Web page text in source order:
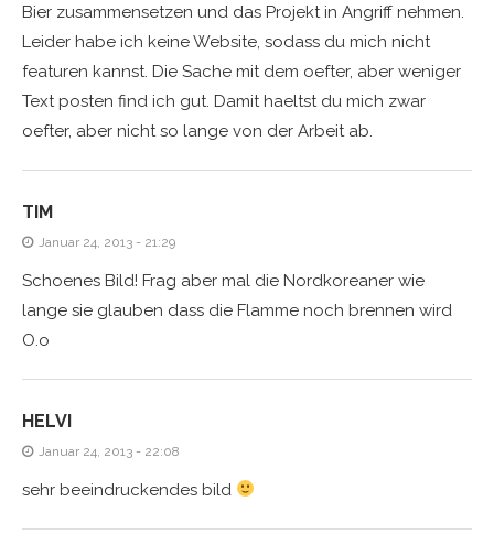
Bier zusammensetzen und das Projekt in Angriff nehmen.
Leider habe ich keine Website, sodass du mich nicht
featuren kannst. Die Sache mit dem oefter, aber weniger
Text posten find ich gut. Damit haeltst du mich zwar
oefter, aber nicht so lange von der Arbeit ab.
TIM
Januar 24, 2013 - 21:29
Schoenes Bild! Frag aber mal die Nordkoreaner wie
lange sie glauben dass die Flamme noch brennen wird
O.o
HELVI
Januar 24, 2013 - 22:08
sehr beeindruckendes bild